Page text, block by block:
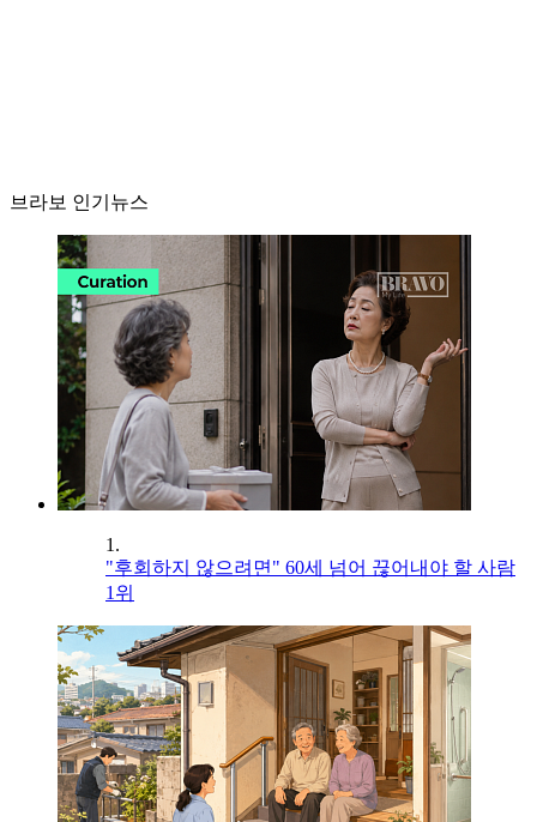
브라보 인기뉴스
1.
"후회하지 않으려면" 60세 넘어 끊어내야 할 사람
1위